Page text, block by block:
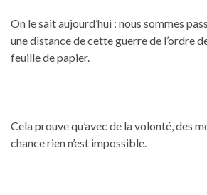
On le sait aujourd’hui : nous sommes
une distance de cette guerre de l’ordre
feuille de papier.
Cela prouve qu’avec de la volonté, des
chance rien n’est impossible.